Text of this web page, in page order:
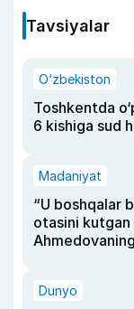
Tavsiyalar
O‘zbekiston
Toshkentda
6 kishiga sud
Madaniyat
“U boshqalar
otasini kutgan
Dunyo